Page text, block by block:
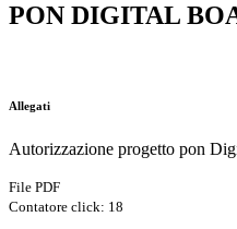
PON DIGITAL
Allegati
Autorizzazione progetto pon
File PDF
Contatore click: 18